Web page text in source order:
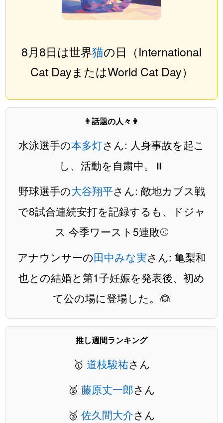
8月8日は世界猫の日（International
Cat DayまたはWorld Cat Day）
👨話題の人々👩
水泳選手の本多灯さん: 人身事故を起こ
し、活動を自粛中。⏸️
野球選手の大谷翔平さん: 敵地カブス戦
で8試合連続安打を記録するも、ドジャ
ス 今季ワースト5連敗⚾️
アナウンサーの田中みな実さん: 亀梨和
也との結婚と第1子妊娠を発表後、初め
て公の場に登場した。👰
推し週間ランキング
🥇 道枝駿祐さん
🥈 藤原丈一郎さん
🥉 佐久間大介さん